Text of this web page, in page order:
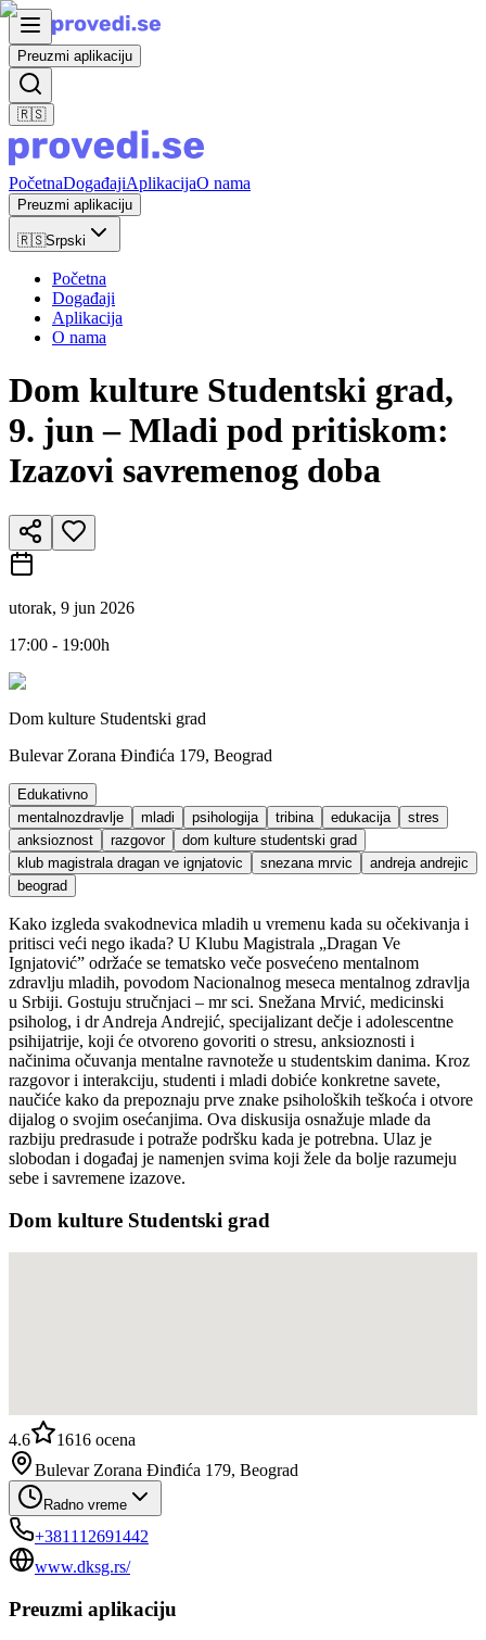
Preuzmi aplikaciju
🇷🇸
PočetnaDogađajiAplikacijaO nama
Preuzmi aplikaciju
🇷🇸Srpski
Početna
Događaji
Aplikacija
O nama
Dom kulture Studentski grad,
9. jun – Mladi pod pritiskom:
Izazovi savremenog doba
utorak, 9 jun 2026
17:00 - 19:00h
Dom kulture Studentski grad
Bulevar Zorana Đinđića 179, Beograd
Edukativno
mentalnozdravlje
mladi psihologija tribina edukacija
stres
anksioznost
razgovor
dom kulture studentski grad
klub magistrala dragan ve ignjatovic
snezana mrvic
andreja andrejic
beograd
Kako izgleda svakodnevica mladih u vremenu kada su očekivanja i
pritisci veći nego ikada? U Klubu Magistrala „Dragan Ve
Ignjatović” održaće se tematsko veče posvećeno mentalnom
zdravlju mladih, povodom Nacionalnog meseca mentalnog zdravlja
u Srbiji. Gostuju stručnjaci – mr sci. Snežana Mrvić, medicinski
psiholog, i dr Andreja Andrejić, specijalizant dečje i adolescentne
psihijatrije, koji će otvoreno govoriti o stresu, anksioznosti i
načinima očuvanja mentalne ravnoteže u studentskim danima. Kroz
razgovor i interakciju, studenti i mladi dobiće konkretne savete,
naučiće kako da prepoznaju prve znake psiholoških teškoća i otvore
dijalog o svojim osećanjima. Ova diskusija osnažuje mlade da
razbiju predrasude i potraže podršku kada je potrebna. Ulaz je
slobodan i događaj je namenjen svima koji žele da bolje razumeju
sebe i savremene izazove.
Dom kulture Studentski grad
4.6 1616 ocena
Bulevar Zorana Đinđića 179, Beograd
Radno vreme
+381112691442
www.dksg.rs/
Preuzmi aplikaciju